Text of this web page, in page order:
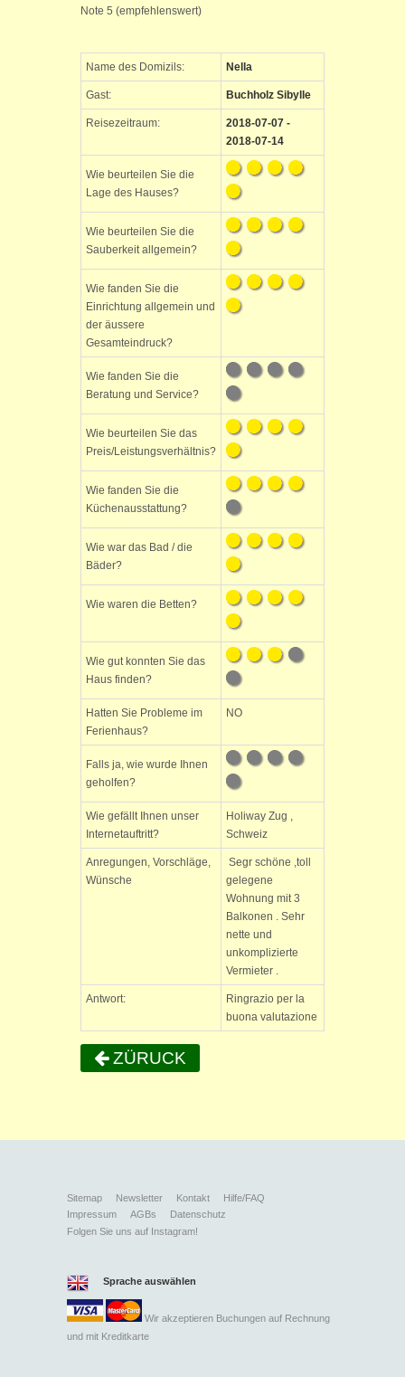
Note 5 (empfehlenswert)
Name des Domizils: Nella
Gast: Buchholz Sibylle
Reisezeitraum:
2018-07-07 -
2018-07-14
Wie beurteilen Sie die
Lage des Hauses?
Wie beurteilen Sie die
Sauberkeit allgemein?
Wie fanden Sie die
Einrichtung allgemein und
der äussere
Gesamteindruck?
Wie fanden Sie die
Beratung und Service?
Wie beurteilen Sie das
Preis/Leistungsverhältnis?
Wie fanden Sie die
Küchenausstattung?
Wie war das Bad / die
Bäder?
Wie waren die Betten?
Wie gut konnten Sie das
Haus finden?
Hatten Sie Probleme im
Ferienhaus?
NO
Falls ja, wie wurde Ihnen
geholfen?
Wie gefällt Ihnen unser
Internetauftritt?
Holiway Zug ,
Schweiz
Anregungen, Vorschläge,
Wünsche
Segr schöne ,toll
gelegene
Wohnung mit 3
Balkonen . Sehr
nette und
unkomplizierte
Vermieter .
Antwort:
Ringrazio per la
buona valutazione
ZÜRUCK
Sitemap Newsletter Kontakt
Hilfe/FAQ
Impressum
AGBs
Datenschutz
Folgen Sie uns auf Instagram!
Sprache auswählen
Wir akzeptieren Buchungen auf Rechnung
und mit Kreditkarte